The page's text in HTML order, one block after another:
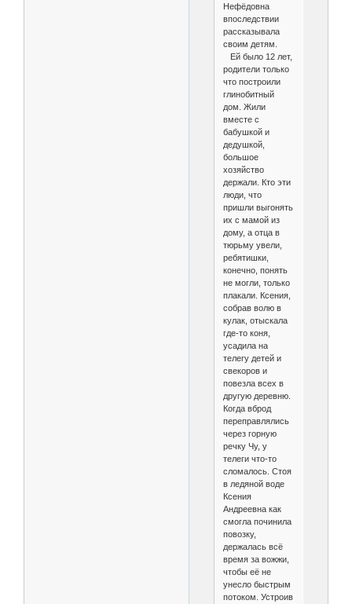
Нефёдовна
впоследствии
рассказывала
своим детям.
Ей было 12 лет,
родители только
что построили
глинобитный
дом. Жили
вместе с
бабушкой и
дедушкой,
большое
хозяйство
держали. Кто эти
люди, что
пришли выгонять
их с мамой из
дому, а отца в
тюрьму увели,
ребятишки,
конечно, понять
не могли, только
плакали. Ксения,
собрав волю в
кулак, отыскала
где-то коня,
усадила на
телегу детей и
свекоров и
повезла всех в
другую деревню.
Когда вброд
переправлялись
через горную
речку Чу, у
телеги что-то
сломалось. Стоя
в ледяной воде
Ксения
Андреевна как
смогла починила
повозку,
держалась всё
время за вожжи,
чтобы её не
унесло быстрым
потоком. Устроив